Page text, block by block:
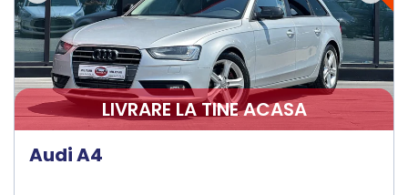
LIVRARE LA TINE ACASA
Audi A4